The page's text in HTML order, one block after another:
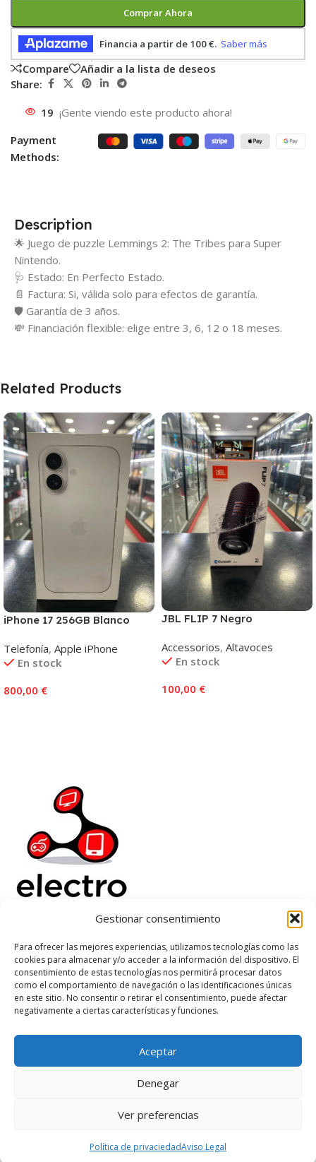
Gestionar consentimiento
Para ofrecer las mejores experiencias, utilizamos tecnologías como las
cookies para almacenar y/o acceder a la información del dispositivo. El
consentimiento de estas tecnologías nos permitirá procesar datos
como el comportamiento de navegación o las identificaciones únicas
en este sitio. No consentir o retirar el consentimiento, puede afectar
negativamente a ciertas características y funciones.
Aceptar
Denegar
Ver preferencias
Política de privaciedadAviso Legal
Comprar Ahora
Compare
Añadir a la lista de deseos
Share:
19 ¡Gente viendo este producto ahora!
Payment
Methods:
Description
🌟 Juego de puzzle Lemmings 2: The Tribes para Super
Nintendo.
🩺 Estado: En Perfecto Estado.
📄 Factura: Si, válida solo para efectos de garantía.
🛡️ Garantía de 3 años.
💸 Financiación flexible: elige entre 3, 6, 12 o 18 meses.
Related Products
iPhone 17 256GB Blanco
Telefonía, Apple iPhone
En stock
800,00 €
JBL FLIP 7 Negro
Accessorios, Altavoces
En stock
100,00 €
Electrorenover
Ayuda
Legal
Suscribete